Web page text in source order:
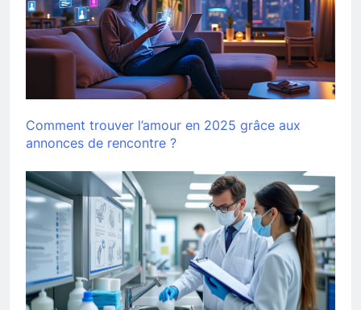
Comment trouver l’amour en 2025 grâce aux
annonces de rencontre ?